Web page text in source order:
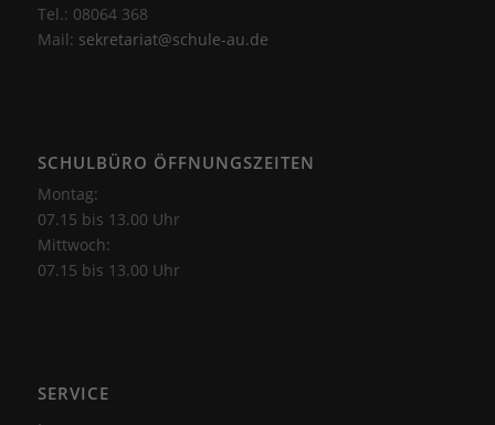
Tel.: 08064 368
Mail: sekretariat@schule-au.de
SCHULBÜRO ÖFFNUNGSZEITEN
Montag:
07.15 bis 13.00 Uhr
Mittwoch:
07.15 bis 13.00 Uhr
SERVICE